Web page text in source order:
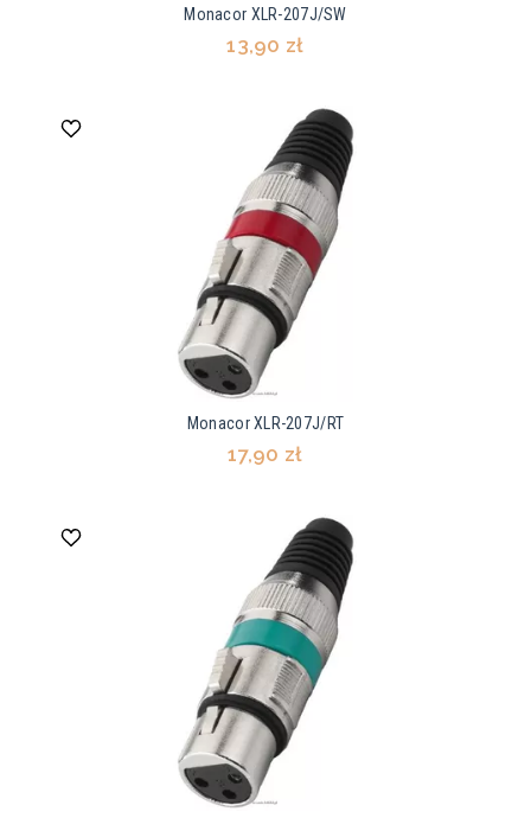
Monacor XLR-207J/SW
13,90 zł
Monacor XLR-207J/RT
17,90 zł